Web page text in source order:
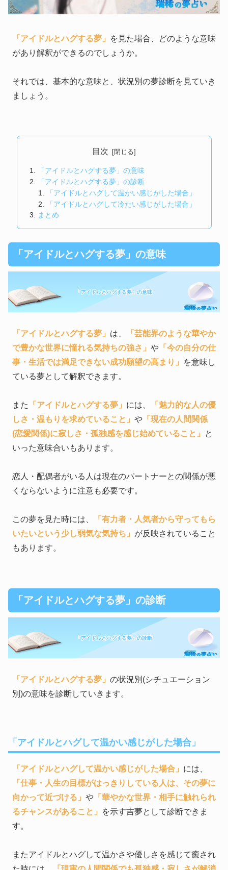
「アイドルとハグする夢」
を見た場合、どのような意味
があり解釈ができるのでしょうか。
それでは、基本的な意味と、状況別の夢診断を見ていき
ましょう。
目次
「アイドルとハグする夢」の意味
「アイドルとハグする夢」の診断
「アイドルとハグして温かい感じがした場合」
「アイドルとハグして冷たい感じがした場合」
まとめ
「アイドルとハグする夢」の意味
「アイドルとハグする夢」の意味
「アイドルとハグする夢」 は、
「芸能界のような華やか
で豊かな世界に憧れる気持ちの強さ」 や 「今の自分の仕
事・生活では満足できない成功願望の高まり」
を意味し
ている夢として解釈できます。
また 「アイドルとハグする夢」 には、
「魅力的な人の優
しさ・温もりを求めていること」 や 「現在の人間関係
(恋愛関係)に寂しさ・孤独感を感じ始めていること」
と
いった意味合いもあります。
恋人・配偶者がいる人は現在のパートナーとの関係が悪
くならないように注意も必要です。
この夢を見た時には、
「有力者・人気者から守ってもら
いたいという少し弱気な気持ち」 が反映されていること
もあります。
「アイドルとハグする夢」の診断
「アイドルとハグする夢」の診断
「アイドルとハグする夢」 の状況別(シチュエーション
別)の意味を診断していきます。
「アイドルとハグして温かい感じがした場合」
「アイドルとハグして温かい感じがした場合」 には、
「仕事・人生の目標がはっきりしている人は、その夢に
向かって近づける」 や 「華やかな世界・相手に触れられ
るチャンスがあること」
を示す吉夢として診断できま
す。
またアイドルとハグして温かさや優しさを感じて癒され